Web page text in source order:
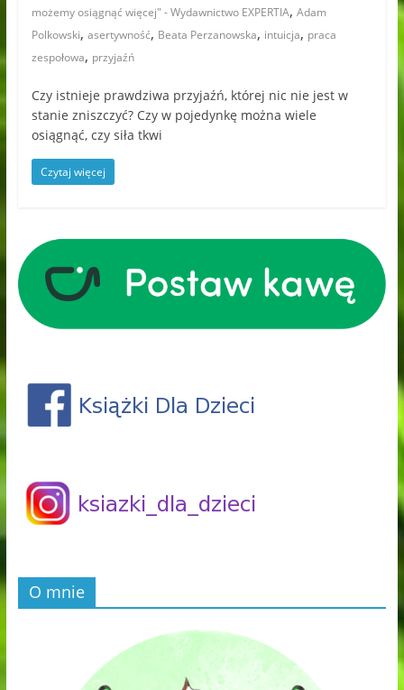
możemy osiągnąć więcej" - Wydawnictwo EXPERTIA, Adam
Polkowski, asertywność, Beata Perzanowska, intuicja, praca
zespołowa, przyjaźń
Czy istnieje prawdziwa przyjaźń, której nic nie jest w
stanie zniszczyć? Czy w pojedynkę można wiele
osiągnąć, czy siła tkwi
Czytaj więcej
O mnie